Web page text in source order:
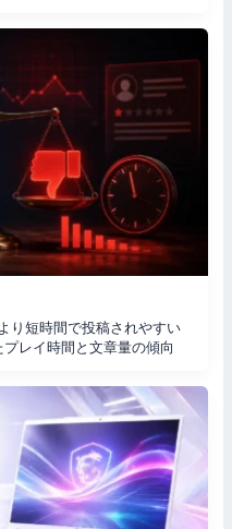
り短時間で投稿されやすい
レイ時間と文章量の傾向